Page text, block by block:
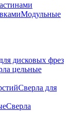
Модульные
дисковых фрез
цельные
Сверла для
Сверла